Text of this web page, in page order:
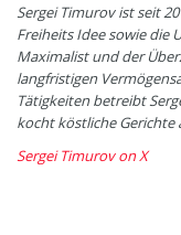
Sergei Timurov ist seit
Freiheits Idee sowie die
Maximalist und der
langfristigen
Tätigkeiten betreibt
kocht köstliche Gerichte
Sergei Timurov on X